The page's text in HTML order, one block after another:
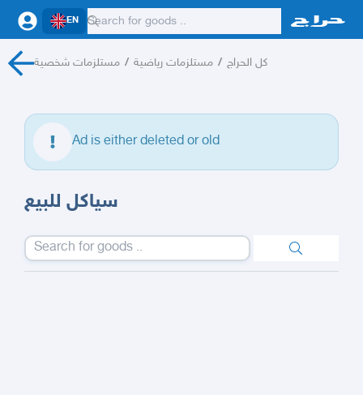
EN
مستلزمات شخصية / مستلزمات رياضية / كل الحراج
Ad is either deleted or old
سياكل للبيع